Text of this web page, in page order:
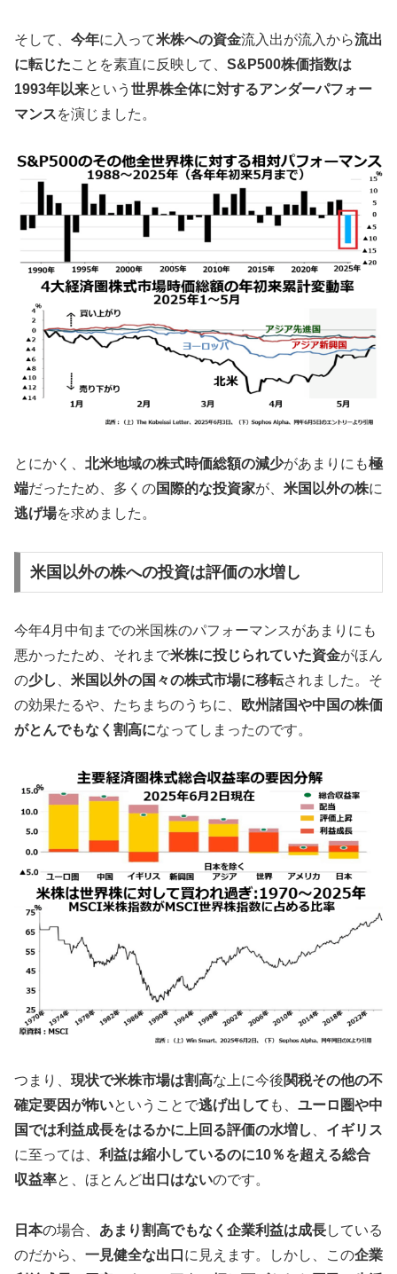
そして、 今年に入って米株への資金流入出が流入から流出
に転じたことを素直に反映して、 S&P500株価指数は
1993年以来という 世界株全体に対するアンダーパフォー
マンスを演じました。
とにかく、 北米地域の株式時価総額の減少があまりにも極
端だったため、多くの国際的な投資家が、 米国以外の株に
逃げ場を求めました。
米国以外の株への投資は評価の水増し
今年4月中旬までの米国株のパフォーマンスがあまりにも
悪かったため、それまで米株に投じられていた資金がほん
の少し 米国以外の国々の株式市場に移転されました。そ
の効果たるや、たちまちのうちに、
欧州諸国や中国の株価
がとんでもなく割高になってしまったのです。
つまり、 現状で米株市場は割高な上に今後関税その他の不
確定要因が怖いということで逃げ出して も、 ユーロ圏や中
国では利益成長をはるかに上回る評価の水増し
イギリス
に至っては、 利益は縮小しているのに10％を超える総合
収益率と、ほとんど出口はないのです。
日本の場合、 あまり割高でもなく企業利益は成長している
のだから、 一見健全な出口 に見えます。しかし、この企業